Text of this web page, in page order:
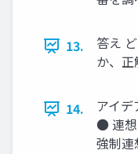
13.
答え
か、
14.
アイ
● 連
強制連